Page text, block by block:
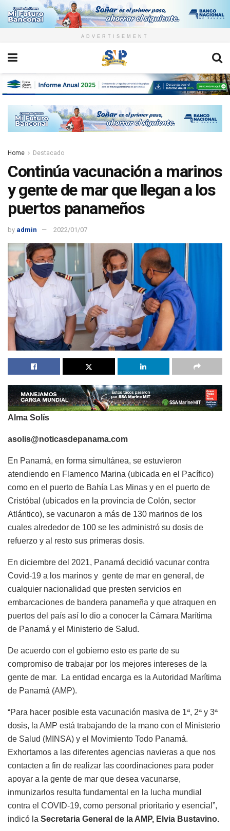
ADVERTISEMENT
Home Destacado
Continúa vacunación a marinos
y gente de mar que llegan a los
puertos panameños
by admin 2022/01/07
Alma Solís
asolis@noticasdepanama.com
En Panamá, en forma simultánea, se estuvieron
atendiendo en Flamenco Marina (ubicada en el Pacífico)
como en el puerto de Bahía Las Minas y en el puerto de
Cristóbal (ubicados en la provincia de Colón, sector
Atlántico), se vacunaron a más de 130 marinos de los
cuales alrededor de 100 se les administró su dosis de
refuerzo y al resto sus primeras dosis.
En diciembre del 2021, Panamá decidió vacunar contra
Covid-19 a los marinos y gente de mar en general, de
cualquier nacionalidad que presten servicios en
embarcaciones de bandera panameña y que atraquen en
puertos del país así lo dio a conocer la Cámara Marítima
de Panamá y el Ministerio de Salud.
De acuerdo con el gobierno esto es parte de su
compromiso de trabajar por los mejores intereses de la
gente de mar. La entidad encarga es la Autoridad Marítima
de Panamá (AMP).
“Para hacer posible esta vacunación masiva de 1ª, 2ª y 3ª
dosis, la AMP está trabajando de la mano con el Ministerio
de Salud (MINSA) y el Movimiento Todo Panamá.
Exhortamos a las diferentes agencias navieras a que nos
contacten a fin de realizar las coordinaciones para poder
apoyar a la gente de mar que desea vacunarse,
inmunizarlos resulta fundamental en la lucha mundial
contra el COVID-19, como personal prioritario y esencial”,
indicó la Secretaria General de la AMP, Elvia Bustavino.